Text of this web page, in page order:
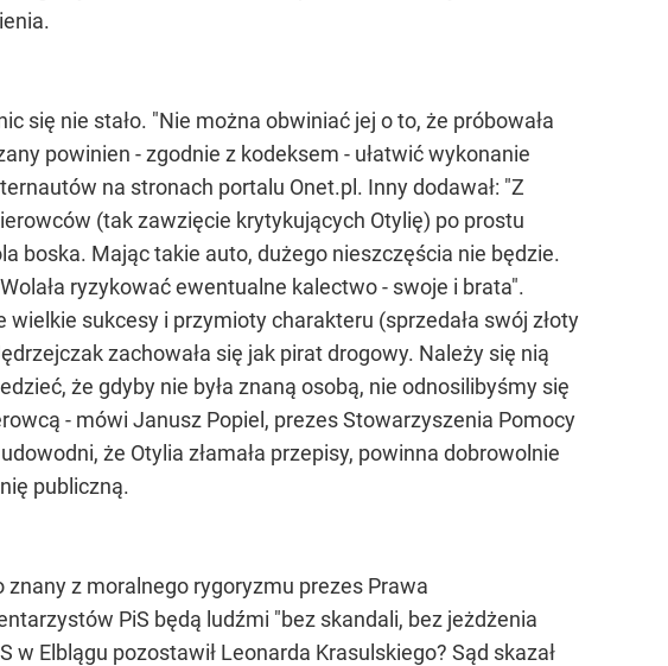
się nie stało. "Nie można obwiniać jej o to, że próbowała
powinien - zgodnie z kodeksem - ułatwić wykonanie
na stronach portalu Onet.pl. Inny dodawał: "Z
(tak zawzięcie krytykujących Otylię) po prostu
boska. Mając takie auto, dużego nieszczęścia nie będzie.
ryzykować ewentualne kalectwo - swoje i brata".
sukcesy i przymioty charakteru (sprzedała swój złoty
zachowała się jak pirat drogowy. Należy się nią
że gdyby nie była znaną osobą, nie odnosilibyśmy się
- mówi Janusz Popiel, prezes Stowarzyszenia Pomocy
że Otylia złamała przepisy, powinna dobrowolnie
publiczną.
znany z moralnego rygoryzmu prezes Prawa
PiS będą ludźmi "bez skandali, bez jeżdżenia
Elblągu pozostawił Leonarda Krasulskiego? Sąd skazał